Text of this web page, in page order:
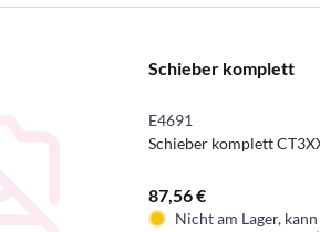
Schieber komplett
E4691
Schieber komplett
87,56 €
Nicht am Lager,